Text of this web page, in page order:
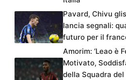
Pavard, Chivu
lancia segnali:
futuro per il
Amorim: ‘Leao è
Motivato,
della Squadra del